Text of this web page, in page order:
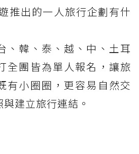
推出的一人旅行企劃有什
、韓、泰、越、中、土耳
全團皆為單人報名，讓旅
有小圈圈，更容易自然交
建立旅行連結。